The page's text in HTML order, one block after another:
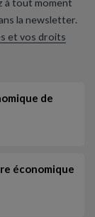
à tout moment
la newsletter.
et vos droits
de
économique